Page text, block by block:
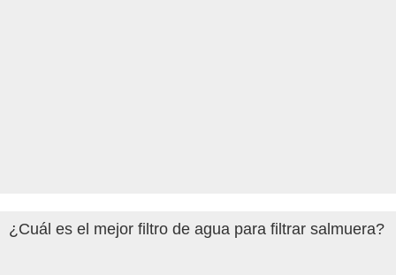
¿Cuál es el mejor filtro de agua para filtrar salmuera?